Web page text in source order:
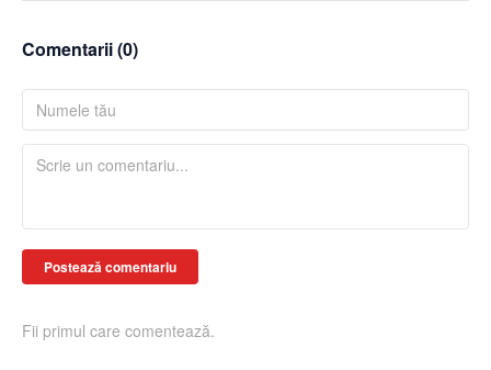
Comentarii (0)
Postează comentariu
Fii primul care comentează.